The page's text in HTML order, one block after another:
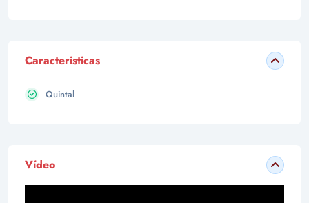
Caracteristicas
Quintal
Vídeo